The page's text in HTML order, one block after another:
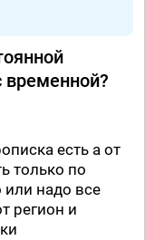
временной?
есть а от
только по
надо все
регион и